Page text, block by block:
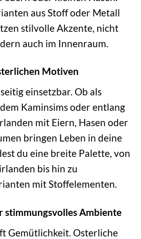
aus Stoff oder Metall
stilvolle Akzente, nicht
auch im Innenraum.
Motiven
einsetzbar. Ob als
Kaminsims oder entlang
mit Eiern, Hasen oder
bringen Leben in deine
du eine breite Palette, von
bis hin zu
mit Stoffelementen.
stimmungsvolles Ambiente
Gemütlichkeit. Osterliche